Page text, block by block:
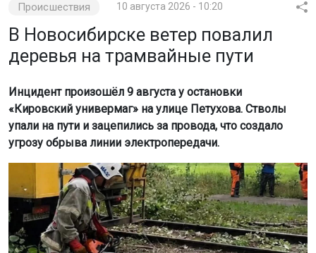
Происшествия 10 августа 2026 - 10:20
В Новосибирске ветер повалил
деревья на трамвайные пути
Инцидент произошёл 9 августа у остановки
«Кировский универмаг» на улице Петухова. Стволы
упали на пути и зацепились за провода, что создало
угрозу обрыва линии электропередачи.